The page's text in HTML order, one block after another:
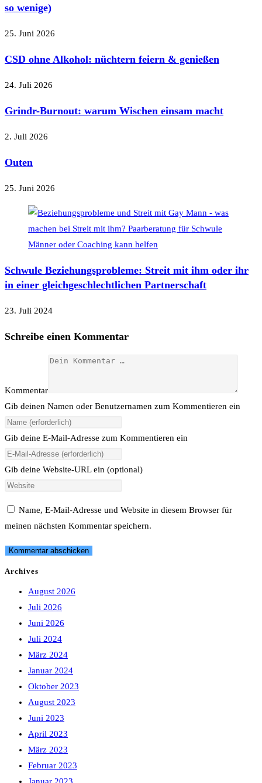
so wenige)
25. Juni 2026
CSD ohne Alkohol: nüchtern feiern & genießen
24. Juli 2026
Grindr-Burnout: warum Wischen einsam macht
2. Juli 2026
Outen
25. Juni 2026
Schwule Beziehungsprobleme: Streit mit ihm oder ihr
in einer gleichgeschlechtlichen Partnerschaft
23. Juli 2024
Schreibe einen Kommentar
Kommentar
Gib deinen Namen oder Benutzernamen zum Kommentieren ein
Gib deine E-Mail-Adresse zum Kommentieren ein
Gib deine Website-URL ein (optional)
Name, E-Mail-Adresse und Website in diesem Browser für
meinen nächsten Kommentar speichern.
Archives
August 2026
Juli 2026
Juni 2026
Juli 2024
März 2024
Januar 2024
Oktober 2023
August 2023
Juni 2023
April 2023
März 2023
Februar 2023